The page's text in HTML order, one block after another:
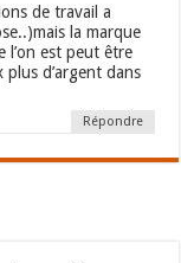
de travail a
la marque
l’on est peut être
d’argent dans
Répondre